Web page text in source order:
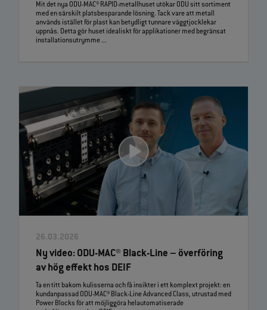
Mit det nya ODU-MAC® RAPID-metallhuset utökar ODU sitt sortiment
med en särskilt platsbesparande lösning. Tack vare att metall
används istället för plast kan betydligt tunnare väggtjocklekar
uppnås. Detta gör huset idealiskt för applikationer med begränsat
installationsutrymme ...
26.03.2026
Ny video: ODU‑MAC® Black‑Line – överföring
av hög effekt hos DEIF
Ta en titt bakom kulisserna och få insikter i ett komplext projekt: en
kundanpassad ODU‑MAC® Black‑Line Advanced Class, utrustad med
Power Blocks för att möjliggöra helautomatiserade